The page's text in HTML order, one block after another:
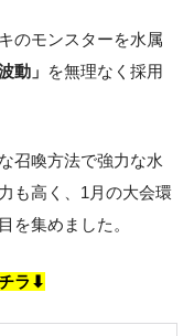
のモンスターを水属
動」 を無理なく採用
召喚方法で強力な水
も高く、1月の大会環
を集めました。
ラ⬇︎